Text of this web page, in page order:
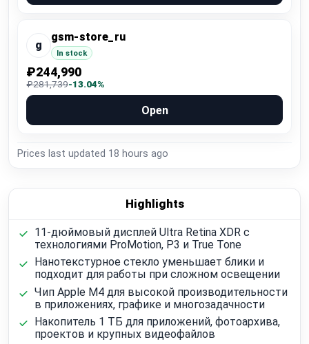
g
gsm-store_ru
In stock
₽244,990
₽281,739-13.04%
Open
Prices last updated 18 hours ago
Highlights
11-дюймовый дисплей Ultra Retina XDR с
технологиями ProMotion, P3 и True Tone
Нанотекстурное стекло уменьшает блики и
подходит для работы при сложном освещении
Чип Apple M4 для высокой производительности
в приложениях, графике и многозадачности
Накопитель 1 ТБ для приложений, фотоархива,
проектов и крупных видеофайлов